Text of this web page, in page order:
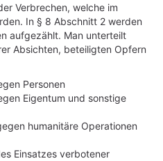
Verbrechen, welche im
In § 8 Abschnitt 2 werden
aufgezählt. Man unterteilt
Absichten, beteiligten Opfern
Personen
Eigentum und sonstige
humanitäre Operationen
Einsatzes verbotener